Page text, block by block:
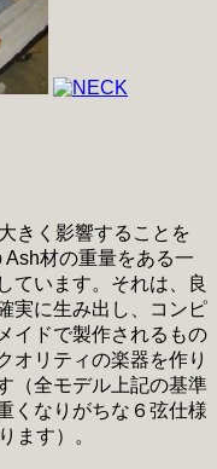
きく影響することを
材の重量をある一
ています。それは、良
実に生み出し、コンピ
イドで製作されるもの
オリティの楽器を作り
（全モデル上記の基準
くなりがちな６弦仕様
ます）。